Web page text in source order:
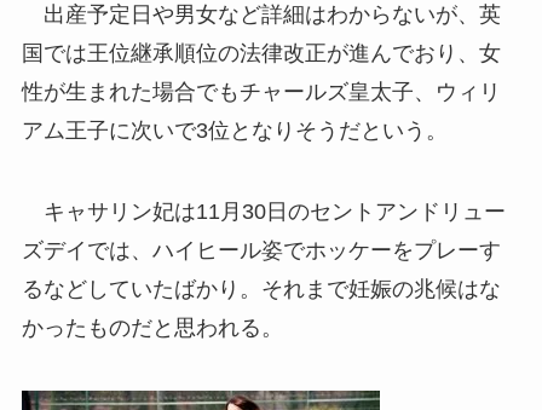
出産予定日や男女など詳細はわからないが、英
国では王位継承順位の法律改正が進んでおり、女
性が生まれた場合でもチャールズ皇太子、ウィリ
アム王子に次いで3位となりそうだという。
キャサリン妃は11月30日のセントアンドリュー
ズデイでは、ハイヒール姿でホッケーをプレーす
るなどしていたばかり。それまで妊娠の兆候はな
かったものだと思われる。